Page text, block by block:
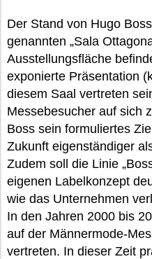
Der Stand von Hugo
genannten „Sala
Ausstellungsfläche
exponierte Präsentation
diesem Saal vertreten
Messebesucher auf sich
Boss sein formuliertes
Zukunft eigenständiger
Zudem soll die Linie
eigenen Labelkonzept
wie das Unternehmen
In den Jahren 2000 bis
auf der Männermode-
vertreten. In dieser Zeit